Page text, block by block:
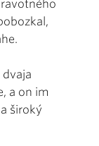
a on im
široký